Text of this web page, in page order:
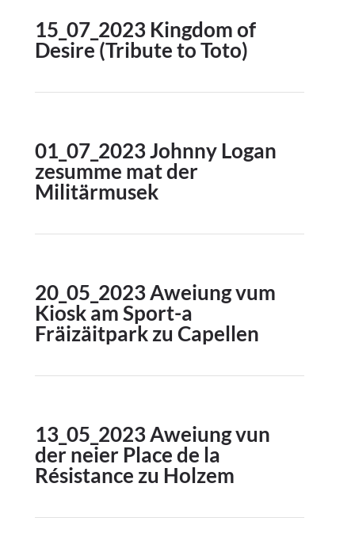
15_07_2023 Kingdom of
Desire (Tribute to Toto)
01_07_2023 Johnny Logan
zesumme mat der
Militärmusek
20_05_2023 Aweiung vum
Kiosk am Sport-a
Fräizäitpark zu Capellen
13_05_2023 Aweiung vun
der neier Place de la
Résistance zu Holzem